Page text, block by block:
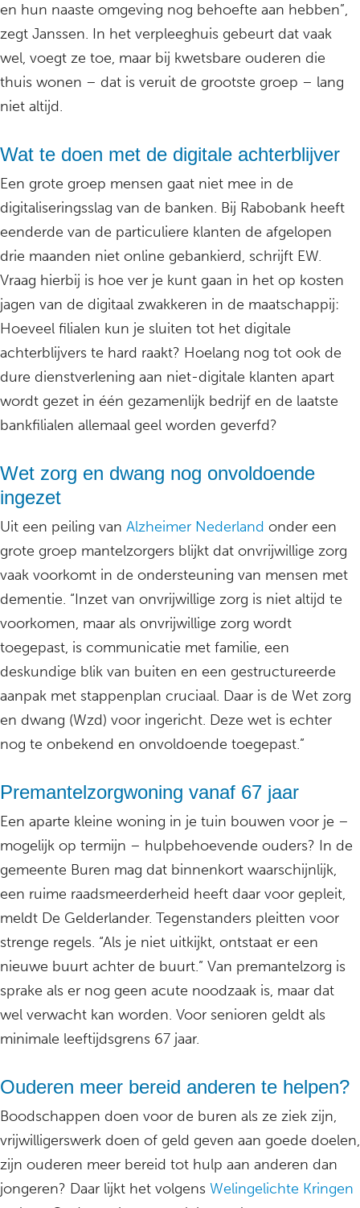
en hun naaste omgeving nog behoefte aan hebben”,
zegt Janssen. In het verpleeghuis gebeurt dat vaak
wel, voegt ze toe, maar bij kwetsbare ouderen die
thuis wonen – dat is veruit de grootste groep – lang
niet altijd.
Wat te doen met de digitale achterblijver
Een grote groep mensen gaat niet mee in de
digitaliseringsslag van de banken. Bij Rabobank heeft
eenderde van de particuliere klanten de afgelopen
drie maanden niet online gebankierd, schrijft EW.
Vraag hierbij is hoe ver je kunt gaan in het op kosten
jagen van de digitaal zwakkeren in de maatschappij:
Hoeveel filialen kun je sluiten tot het digitale
achterblijvers te hard raakt? Hoelang nog tot ook de
dure dienstverlening aan niet-digitale klanten apart
wordt gezet in één gezamenlijk bedrijf en de laatste
bankfilialen allemaal geel worden geverfd?
Wet zorg en dwang nog onvoldoende
ingezet
Uit een peiling van Alzheimer Nederland onder een
grote groep mantelzorgers blijkt dat onvrijwillige zorg
vaak voorkomt in de ondersteuning van mensen met
dementie. “Inzet van onvrijwillige zorg is niet altijd te
voorkomen, maar als onvrijwillige zorg wordt
toegepast, is communicatie met familie, een
deskundige blik van buiten en een gestructureerde
aanpak met stappenplan cruciaal. Daar is de Wet zorg
en dwang (Wzd) voor ingericht. Deze wet is echter
nog te onbekend en onvoldoende toegepast.”
Premantelzorgwoning vanaf 67 jaar
Een aparte kleine woning in je tuin bouwen voor je –
mogelijk op termijn – hulpbehoevende ouders? In de
gemeente Buren mag dat binnenkort waarschijnlijk,
een ruime raadsmeerderheid heeft daar voor gepleit,
meldt De Gelderlander. Tegenstanders pleitten voor
strenge regels. “Als je niet uitkijkt, ontstaat er een
nieuwe buurt achter de buurt.” Van premantelzorg is
sprake als er nog geen acute noodzaak is, maar dat
wel verwacht kan worden. Voor senioren geldt als
minimale leeftijdsgrens 67 jaar.
Ouderen meer bereid anderen te helpen?
Boodschappen doen voor de buren als ze ziek zijn,
vrijwilligerswerk doen of geld geven aan goede doelen,
zijn ouderen meer bereid tot hulp aan anderen dan
jongeren? Daar lijkt het volgens Welingelichte Kringen